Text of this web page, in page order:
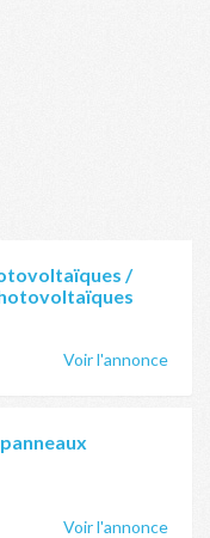
/
Voir l'annonce
Voir l'annonce